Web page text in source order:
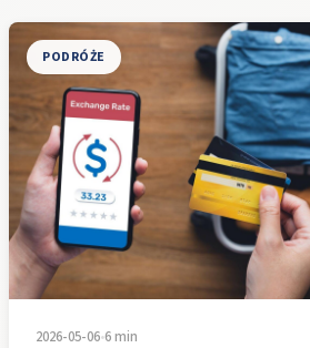
PODRÓŻE
2026-05-06•6 min